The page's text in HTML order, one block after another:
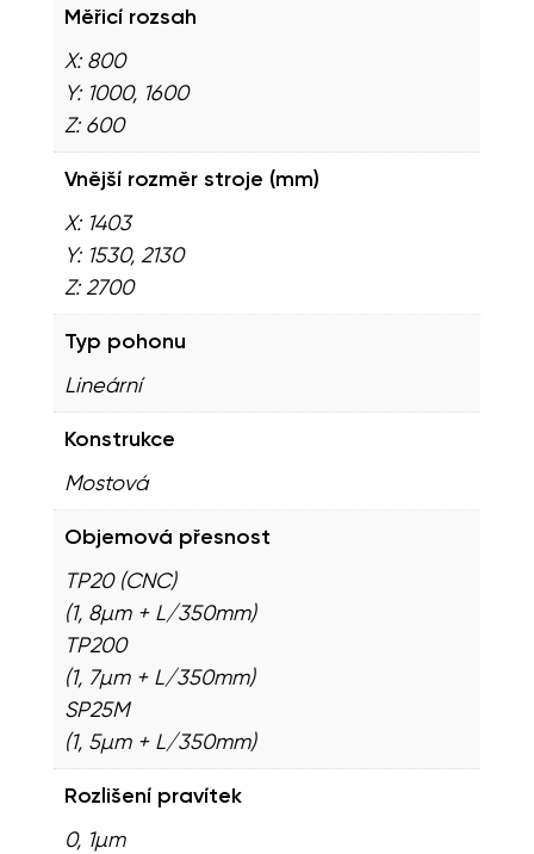
Měřicí rozsah
X: 800
Y: 1000, 1600
Z: 600
Vnější rozměr stroje (mm)
X: 1403
Y: 1530, 2130
Z: 2700
Typ pohonu
Lineární
Konstrukce
Mostová
Objemová přesnost
TP20 (CNC)
(1, 8µm + L/350mm)
TP200
(1, 7µm + L/350mm)
SP25M
(1, 5µm + L/350mm)
Rozlišení pravítek
0, 1µm